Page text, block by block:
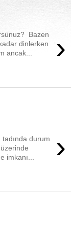
›
Bazen
dinlerken
ancak...
›
durum
üzerinde